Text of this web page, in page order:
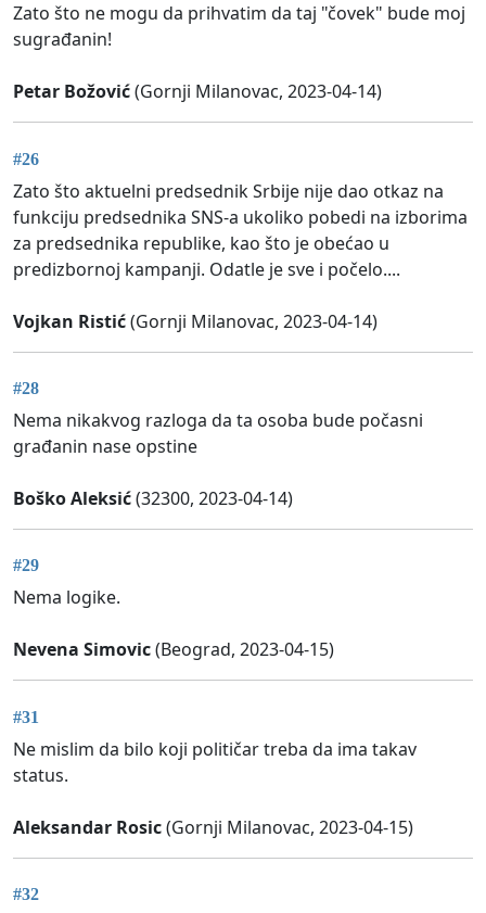
Zato što ne mogu da prihvatim da taj "čovek" bude moj
sugrađanin!
Petar Božović(Gornji Milanovac, 2023-04-14)
#26
Zato što aktuelni predsednik Srbije nije dao otkaz na
funkciju predsednika SNS-a ukoliko pobedi na izborima
za predsednika republike, kao što je obećao u
predizbornoj kampanji. Odatle je sve i počelo....
Vojkan Ristić(Gornji Milanovac, 2023-04-14)
#28
Nema nikakvog razloga da ta osoba bude počasni
građanin nase opstine
Boško Aleksić(32300, 2023-04-14)
#29
Nema logike.
Nevena Simovic(Beograd, 2023-04-15)
#31
Ne mislim da bilo koji političar treba da ima takav
status.
Aleksandar Rosic(Gornji Milanovac, 2023-04-15)
#32